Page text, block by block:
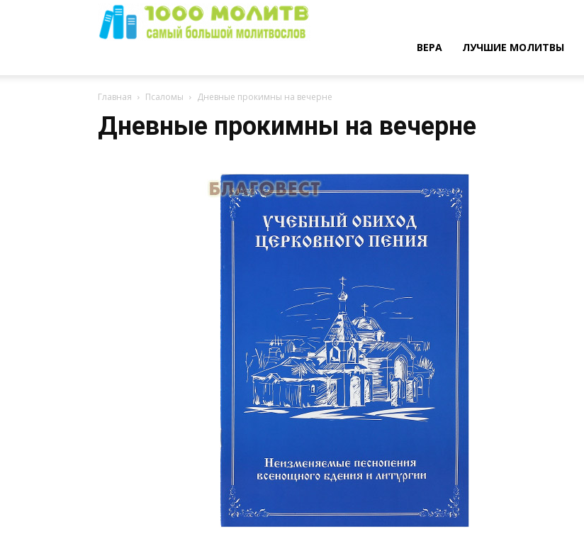
ВЕРА ЛУЧШИЕ МОЛИТВЫ
Главная Псаломы Дневные прокимны на вечерне
Дневные прокимны на вечерне